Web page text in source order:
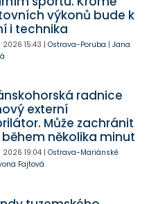
výkonů bude k
i technika
2026 15:43 | Ostrava-Poruba | Jana
radnice
externí
Může zachránit
několika minut
2026 19:04| Ostrava-Mariánské
Fajtová